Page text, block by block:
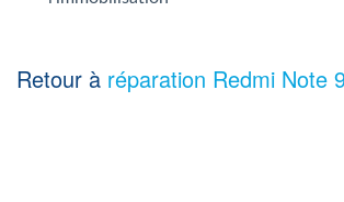
Retour à réparation Redmi Note